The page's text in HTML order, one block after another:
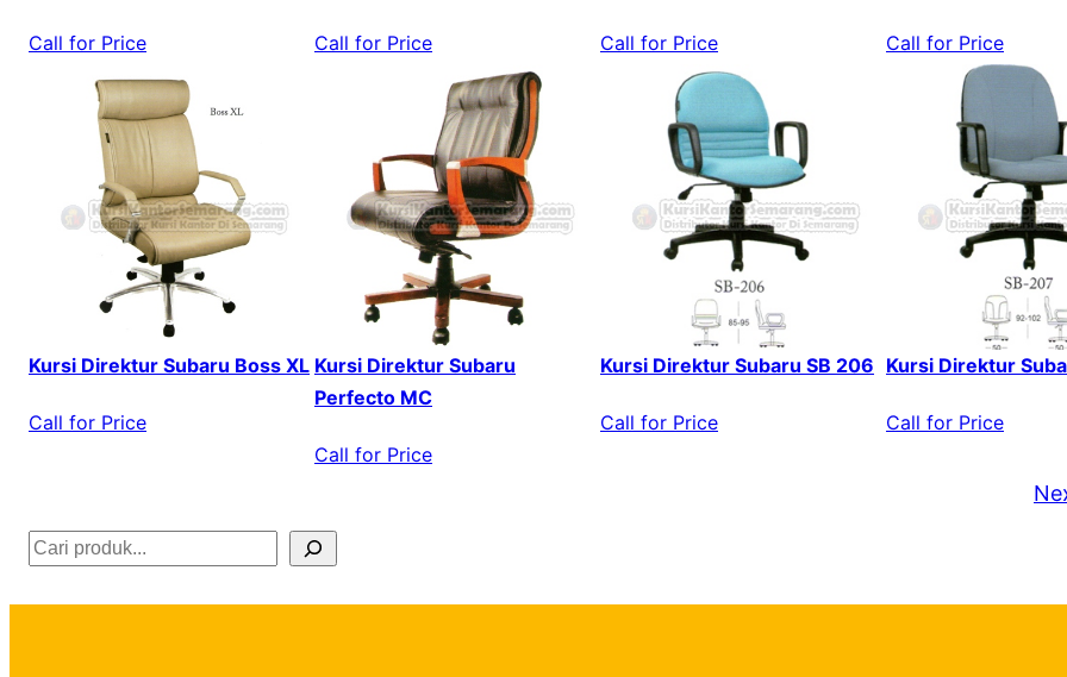
Call for Price Call for Price Call for Price Call for Price
Kursi Direktur Subaru Boss XL
Call for Price
Kursi Direktur Subaru
Perfecto MC
Call for Price
Kursi Direktur Subaru SB 206
Call for Price
Kursi Direktur
Call for Price
S
e